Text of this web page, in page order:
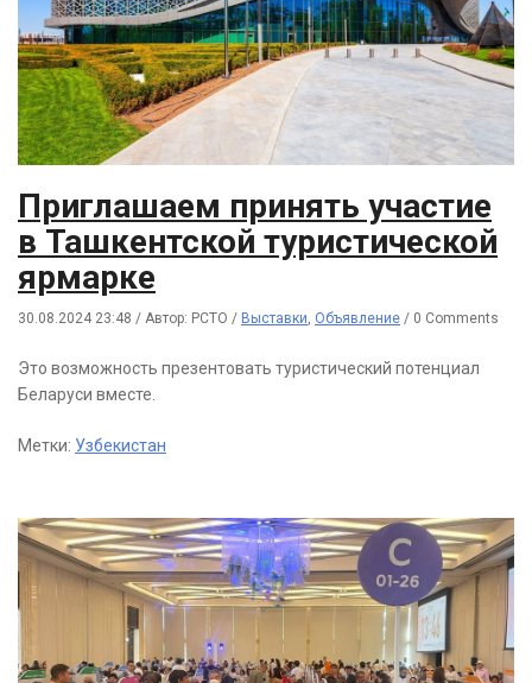
Приглашаем принять участие
в Ташкентской туристической
ярмарке
30.08.2024 23:48 / Автор: РСТО / Выставки, Объявление / 0 Comments
Это возможность презентовать туристический потенциал
Беларуси вместе.
Метки: Узбекистан